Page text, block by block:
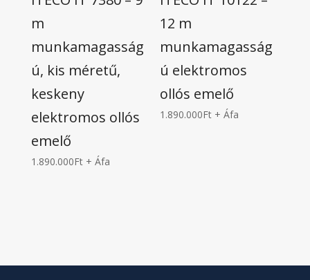
m
munkamagasság
ú, kis méretű,
keskeny
elektromos ollós
emelő
1.890.000Ft + Áfa
12 m
munkamagasság
ú elektromos
ollós emelő
1.890.000Ft + Áfa